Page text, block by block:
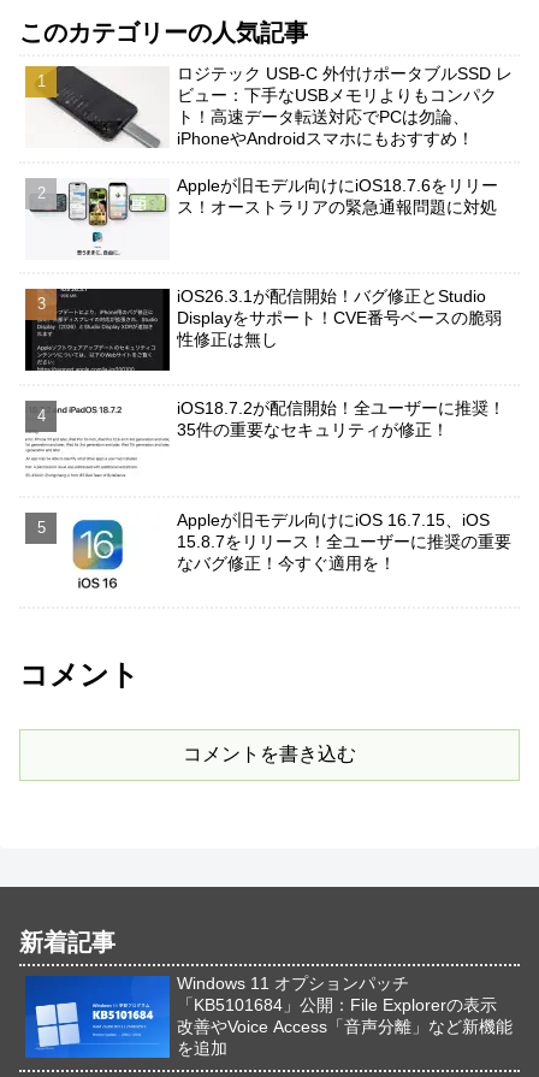
このカテゴリーの人気記事
ロジテック USB-C 外付けポータブルSSD レ
ビュー：下手なUSBメモリよりもコンパク
ト！高速データ転送対応でPCは勿論、
iPhoneやAndroidスマホにもおすすめ！
Appleが旧モデル向けにiOS18.7.6をリリー
ス！オーストラリアの緊急通報問題に対処
iOS26.3.1が配信開始！バグ修正とStudio
Displayをサポート！CVE番号ベースの脆弱
性修正は無し
iOS18.7.2が配信開始！全ユーザーに推奨！
35件の重要なセキュリティが修正！
Appleが旧モデル向けにiOS 16.7.15、iOS
15.8.7をリリース！全ユーザーに推奨の重要
なバグ修正！今すぐ適用を！
コメント
コメントを書き込む
新着記事
Windows 11 オプションパッチ
「KB5101684」公開：File Explorerの表示
改善やVoice Access「音声分離」など新機能
を追加